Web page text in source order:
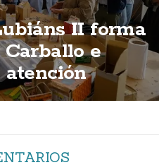
II forma
Carballo e
atención
madeira